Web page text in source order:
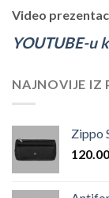
Video
YOUTUBE-u
NAJNOVIJE IZ
Zippo
120.00